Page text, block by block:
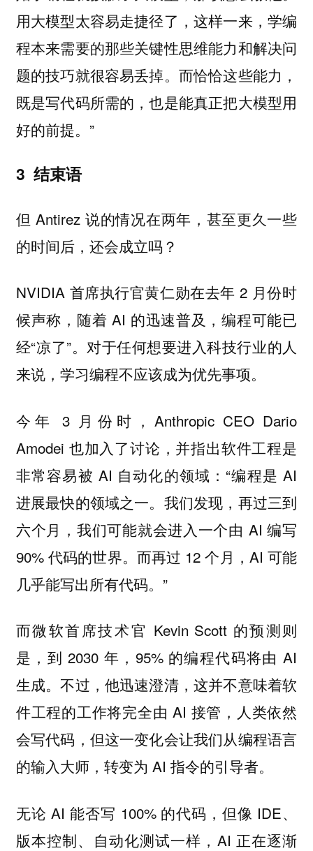
用大模型太容易走捷径了，这样一来，学编
程本来需要的那些关键性思维能力和解决问
题的技巧就很容易丢掉。而恰恰这些能力，
既是写代码所需的，也是能真正把大模型用
好的前提。”
3 结束语
但 Antirez 说的情况在两年，甚至更久一些
的时间后，还会成立吗？
NVIDIA 首席执行官黄仁勋在去年 2 月份时
候声称，随着 AI 的迅速普及，编程可能已
经“凉了”。对于任何想要进入科技行业的人
来说，学习编程不应该成为优先事项。
今年 3 月份时，Anthropic CEO Dario
Amodei 也加入了讨论，并指出软件工程是
非常容易被 AI 自动化的领域：“编程是 AI
进展最快的领域之一。我们发现，再过三到
六个月，我们可能就会进入一个由 AI 编写
90% 代码的世界。而再过 12 个月，AI 可能
几乎能写出所有代码。”
而微软首席技术官 Kevin Scott 的预测则
是，到 2030 年，95% 的编程代码将由 AI
生成。不过，他迅速澄清，这并不意味着软
件工程的工作将完全由 AI 接管，人类依然
会写代码，但这一变化会让我们从编程语言
的输入大师，转变为 AI 指令的引导者。
无论 AI 能否写 100% 的代码，但像 IDE、
版本控制、自动化测试一样，AI 正在逐渐